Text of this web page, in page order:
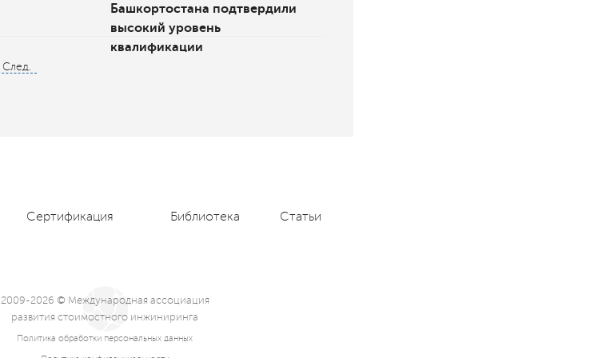
Башкортостана подтвердили
высокий уровень
квалификации
След.
Сертификация Библиотека Статьи
2009-2026 © Международная ассоциация
развития стоимостного инжиниринга
Политика обработки персональных данных